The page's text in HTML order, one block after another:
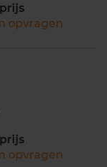
opvragen
opvragen